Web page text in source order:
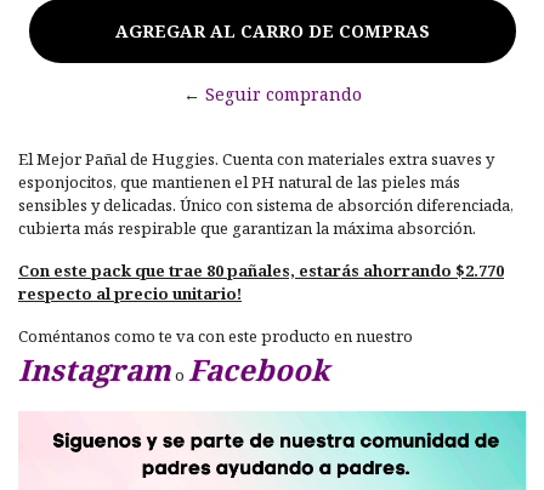
← Seguir comprando
El Mejor Pañal de Huggies. Cuenta con materiales extra suaves y
esponjocitos, que mantienen el PH natural de las pieles más
sensibles y delicadas. Único con sistema de absorción diferenciada,
cubierta más respirable que garantizan la máxima absorción.
Con este pack que trae 80 pañales, estarás ahorrando $2.770
respecto al precio unitario!
Coméntanos como te va con este producto en nuestro
Instagramo Facebook